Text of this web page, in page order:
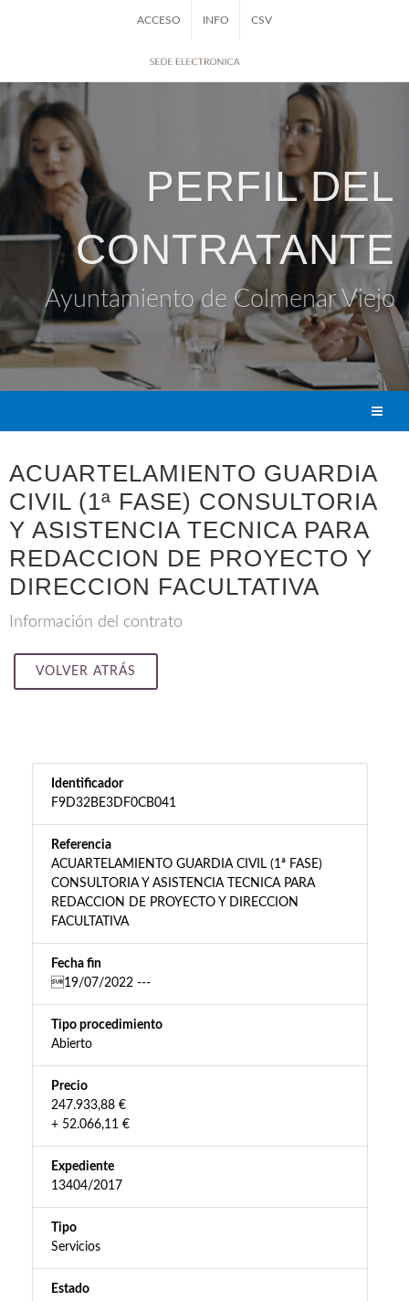
ACCESO INFO CSV
PERFIL DEL
CONTRATANTE
Ayuntamiento de Colmenar Viejo
ACUARTELAMIENTO GUARDIA
CIVIL (1ª FASE) CONSULTORIA
Y ASISTENCIA TECNICA PARA
REDACCION DE PROYECTO Y
DIRECCION FACULTATIVA
Información del contrato
VOLVER ATRÁS
Identificador
F9D32BE3DF0CB041
Referencia
ACUARTELAMIENTO GUARDIA CIVIL (1ª FASE)
CONSULTORIA Y ASISTENCIA TECNICA PARA
REDACCION DE PROYECTO Y DIRECCION
FACULTATIVA
Fecha fin
19/07/2022 ---
Tipo procedimiento
Abierto
Precio
247.933,88 €
+ 52.066,11 €
Expediente
13404/2017
Tipo
Servicios
Estado